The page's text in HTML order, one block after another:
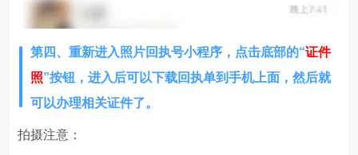
第四、重新进入照片回执号小程序，点击底部的“证件
照”按钮，进入后可以下载回执单到手机上面，然后就
可以办理相关证件了。
拍摄注意：